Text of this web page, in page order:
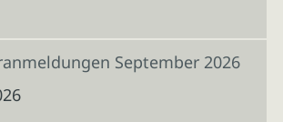
September 2026